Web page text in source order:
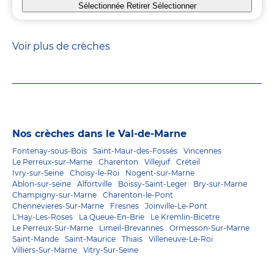
Sélectionnée Retirer Sélectionner
Voir plus de crèches
Nos crèches dans le Val-de-Marne
Fontenay-sous-Bois Saint-Maur-des-Fossés
Vincennes
Le Perreux-sur-Marne
Charenton Villejuif
Créteil
Ivry-sur-Seine
Choisy-le-Roi
Nogent-sur-Marne
Ablon-sur-seine
Alfortville Boissy-Saint-Leger
Bry-sur-Marne
Champigny-sur-Marne
Charenton-le-Pont
Chennevieres-Sur-Marne
Fresnes
Joinville-Le-Pont
L'Hay-Les-Roses
La Queue-En-Brie
Le Kremlin-Bicetre
Le Perreux-Sur-Marne
Limeil-Brevannes
Ormesson-Sur-Marne
Saint-Mande
Saint-Maurice Thiais
Villeneuve-Le-Roi
Villiers-Sur-Marne
Vitry-Sur-Seine